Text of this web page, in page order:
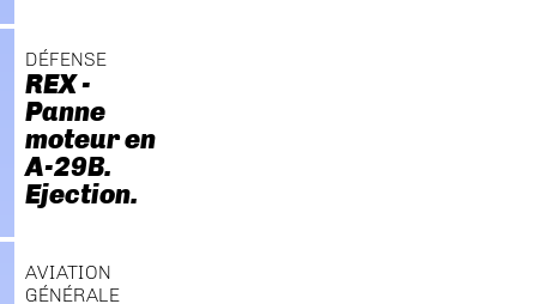
DÉFENSE
REX -
Panne
moteur en
A-29B.
Ejection.
AVIATION
GÉNÉRALE